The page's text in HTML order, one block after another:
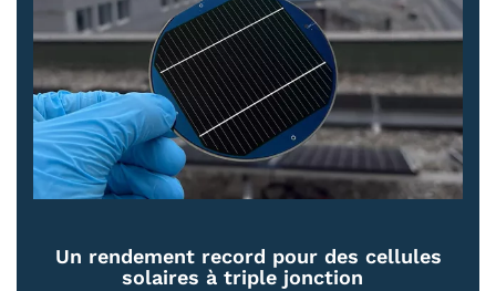
Un rendement record pour des cellules
solaires à triple jonction